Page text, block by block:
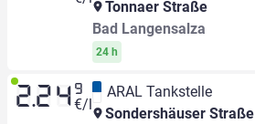
Tonnaer Straße
Bad Langensalza
24 h
2.24 9
€/l
ARAL Tankstelle
Sondershäuser Straße